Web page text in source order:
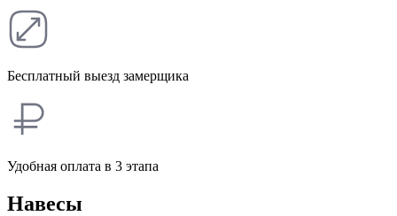
Бесплатный выезд замерщика
Удобная оплата в 3 этапа
Навесы